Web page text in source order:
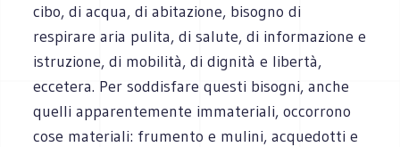
cibo, di acqua, di abitazione, bisogno di
respirare aria pulita, di salute, di informazione e
istruzione, di mobilità, di dignità e libertà,
eccetera. Per soddisfare questi bisogni, anche
quelli apparentemente immateriali, occorrono
cose materiali: frumento e mulini, acquedotti e